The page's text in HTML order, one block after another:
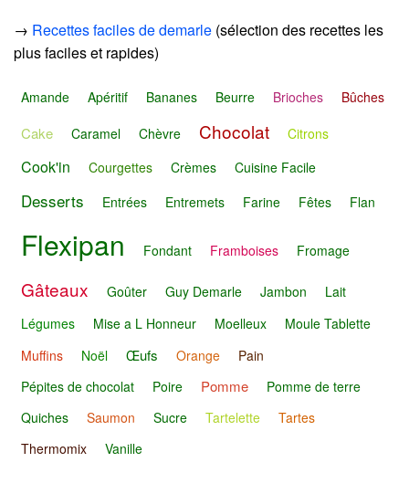
→ Recettes faciles de demarle (sélection des recettes les
plus faciles et rapides)
Amande Apéritif Bananes Beurre Brioches Bûches
Cake Caramel Chèvre Chocolat Citrons
Cook'in Courgettes Crèmes Cuisine Facile
Desserts Entrées Entremets Farine Fêtes Flan
Flexipan Fondant Framboises Fromage
Gâteaux Goûter Guy Demarle Jambon
Lait
Légumes
Mise a L Honneur Moelleux
Moule Tablette
Muffins
Noël Œufs Orange
Pain
Pépites de chocolat
Poire Pomme
Pomme de terre
Quiches
Saumon Sucre Tartelette
Tartes
Thermomix
Vanille